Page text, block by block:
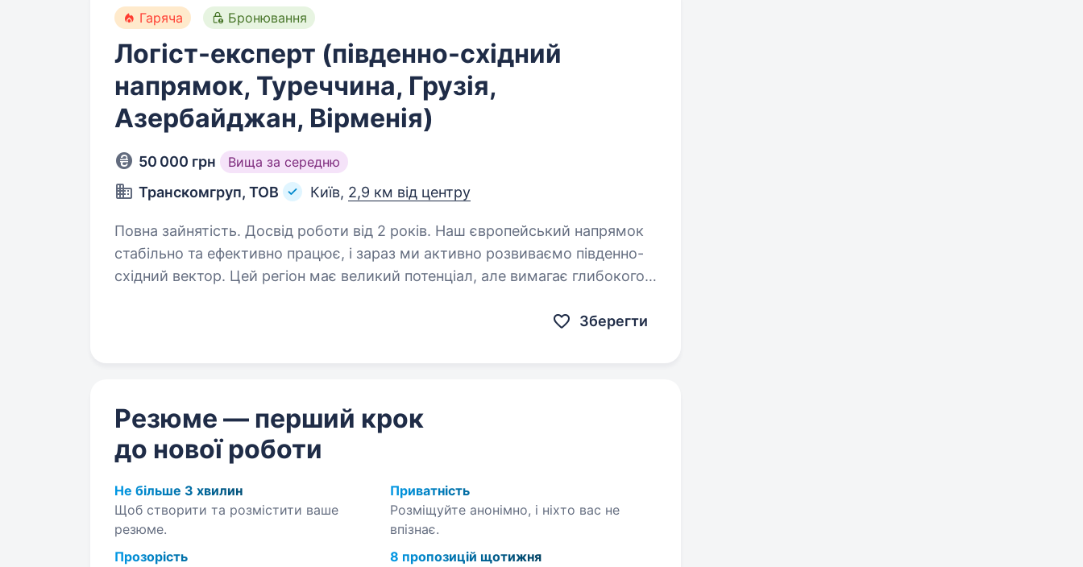
Гаряча Бронювання
Логіст-експерт (південно-східний
напрямок, Туреччина, Грузія,
Азербайджан, Вірменія)
50 000 грн Вища за середню
Транскомгруп, ТОВ Київ, 2,9 км від центру
Повна зайнятість. Досвід роботи від 2 років. Наш європейський напрямок
стабільно та ефективно працює, і зараз ми активно розвиваємо південно-
східний вектор. Цей регіон має великий потенціал, але вимагає глибокого
Зберегти
Резюме — перший крок
до нової роботи
Не більше 3 хвилин
Щоб створити та розмістити ваше
резюме.
Приватність
Розміщуйте анонімно, і ніхто вас не
впізнає.
Прозорість
8 пропозицій щотижня